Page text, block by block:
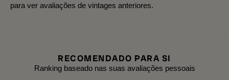
para ver avaliações de vintages anteriores.
RECOMENDADO PARA SI
Ranking baseado nas suas avaliações pessoais